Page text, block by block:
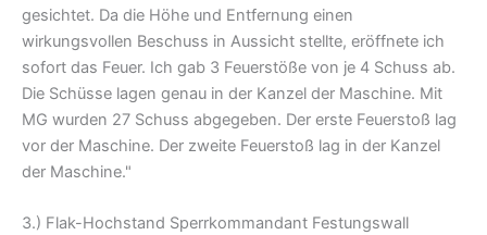
gesichtet. Da die Höhe und Entfernung einen
wirkungsvollen Beschuss in Aussicht stellte, eröffnete ich
sofort das Feuer. Ich gab 3 Feuerstöße von je 4 Schuss ab.
Die Schüsse lagen genau in der Kanzel der Maschine. Mit
MG wurden 27 Schuss abgegeben. Der erste Feuerstoß lag
vor der Maschine. Der zweite Feuerstoß lag in der Kanzel
der Maschine."
3.) Flak-Hochstand Sperrkommandant Festungswall